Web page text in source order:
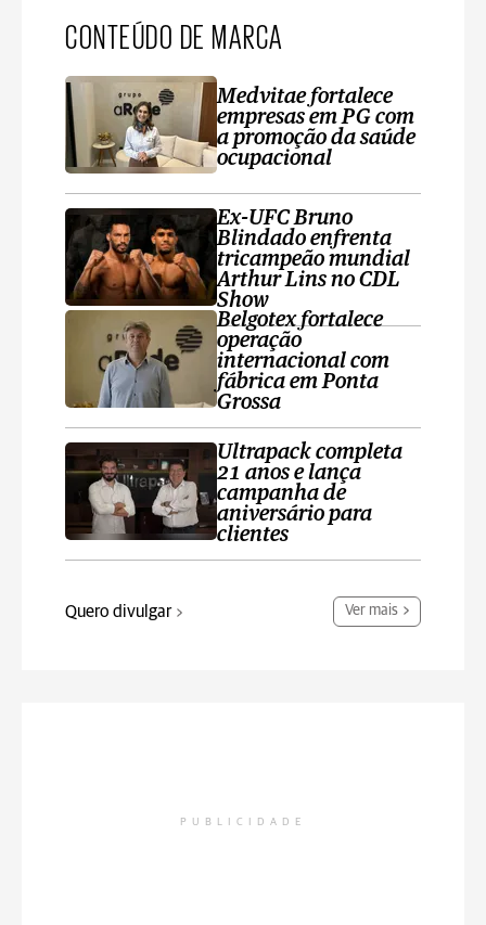
CONTEÚDO DE MARCA
Medvitae fortalece
empresas em PG com
a promoção da saúde
ocupacional
Ex-UFC Bruno
Blindado enfrenta
tricampeão mundial
Arthur Lins no CDL
Show
Belgotex fortalece
operação
internacional com
fábrica em Ponta
Grossa
Ultrapack completa
21 anos e lança
campanha de
aniversário para
clientes
Quero divulgar Ver mais
PUBLICIDADE